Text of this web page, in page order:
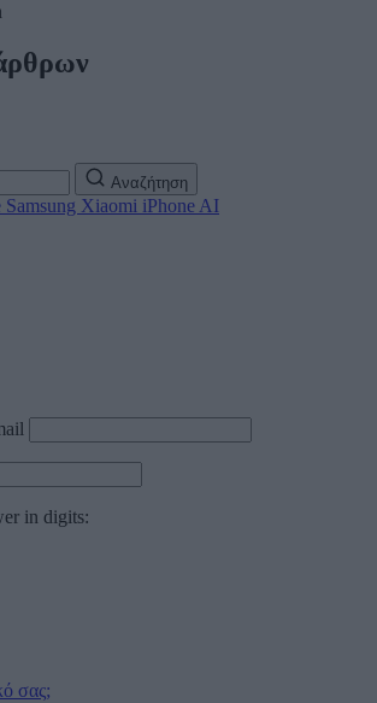
Αναζήτηση
Samsung Xiaomi iPhone AI
in digits:
σας;